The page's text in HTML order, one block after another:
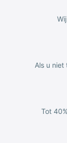
Als u
Tot